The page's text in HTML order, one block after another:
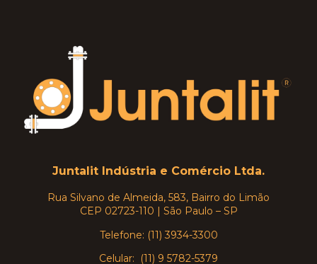
Juntalit Indústria e Comércio Ltda.
Rua Silvano de Almeida, 583, Bairro do Limão
CEP 02723-110 | São Paulo – SP
Telefone: (11) 3934-3300
Celular: (11) 9 5782-5379